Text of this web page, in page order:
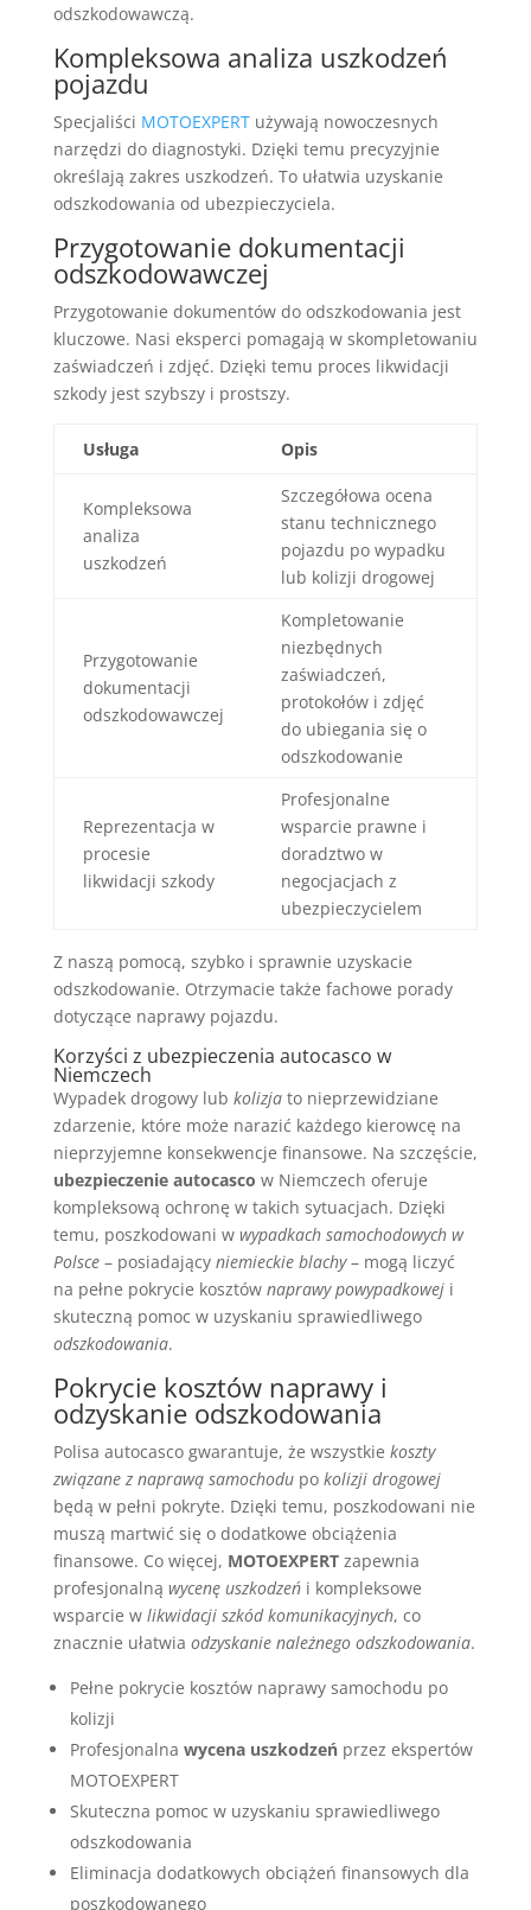
odszkodowawczą.
Kompleksowa analiza uszkodzeń
pojazdu
Specjaliści MOTOEXPERTużywają nowoczesnych
narzędzi do diagnostyki. Dzięki temu precyzyjnie
określają zakres uszkodzeń. To ułatwia uzyskanie
odszkodowania od ubezpieczyciela.
Przygotowanie dokumentacji
odszkodowawczej
Przygotowanie dokumentów do odszkodowania jest
kluczowe. Nasi eksperci pomagają w skompletowaniu
zaświadczeń i zdjęć. Dzięki temu proces likwidacji
szkody jest szybszy i prostszy.
Usługa Opis
Kompleksowa
analiza
uszkodzeń
Szczegółowa ocena
stanu technicznego
pojazdu po wypadku
lub kolizji drogowej
Przygotowanie
dokumentacji
odszkodowawczej
Kompletowanie
niezbędnych
zaświadczeń,
protokołów i zdjęć
do ubiegania się o
odszkodowanie
Reprezentacja w
procesie
likwidacji szkody
Profesjonalne
wsparcie prawne i
doradztwo w
negocjacjach z
ubezpieczycielem
Z naszą pomocą, szybko i sprawnie uzyskacie
odszkodowanie. Otrzymacie także fachowe porady
dotyczące naprawy pojazdu.
Korzyści z ubezpieczenia autocasco w
Niemczech
Wypadek drogowy lub kolizjato nieprzewidziane
zdarzenie, które może narazić każdego kierowcę na
nieprzyjemne konsekwencje finansowe. Na szczęście,
ubezpieczenie autocasco w Niemczech oferuje
kompleksową ochronę w takich sytuacjach. Dzięki
temu, poszkodowani w wypadkach samochodowych w
Polsce– posiadający niemieckie blachy– mogą liczyć
na pełne pokrycie kosztów naprawy powypadkoweji
skuteczną pomoc w uzyskaniu sprawiedliwego
odszkodowania.
Pokrycie kosztów naprawy i
odzyskanie odszkodowania
Polisa autocasco gwarantuje, że wszystkie koszty
związane z naprawą samochodupo kolizji drogowej
będą w pełni pokryte. Dzięki temu, poszkodowani nie
muszą martwić się o dodatkowe obciążenia
finansowe. Co więcej, MOTOEXPERTzapewnia
profesjonalną wycenę uszkodzeńi kompleksowe
wsparcie w likwidacji szkód komunikacyjnych, co
znacznie ułatwia odzyskanie należnego odszkodowania.
Pełne pokrycie kosztów naprawy samochodu po
kolizji
Profesjonalna wycena uszkodzeńprzez ekspertów
MOTOEXPERT
Skuteczna pomoc w uzyskaniu sprawiedliwego
odszkodowania
Eliminacja dodatkowych obciążeń finansowych dla
poszkodowanego